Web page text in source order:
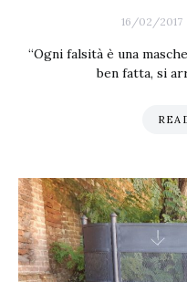
16/02/2017
“Ogni falsità è una
ben fatta, si